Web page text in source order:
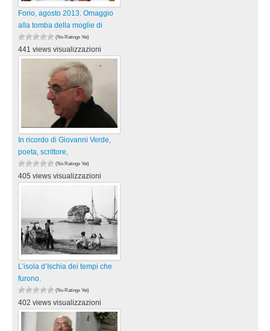
Forio, agosto 2013. Omaggio
alla tomba della moglie di
(No Ratings Yet)
441 views visualizzazioni
In ricordo di Giovanni Verde,
poeta, scrittore,
(No Ratings Yet)
405 views visualizzazioni
L’isola d’Ischia dei tempi che
furono.
(No Ratings Yet)
402 views visualizzazioni